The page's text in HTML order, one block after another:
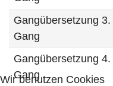
Gangübersetzung 3.
Gang
Gangübersetzung 4.
Gang
Wir benutzen Cookies